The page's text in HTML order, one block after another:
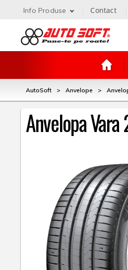
Info Produse Contact
AutoSoft > Anvelope >
Anvelopa